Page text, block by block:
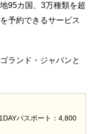
95カ国、3万種類を超
予約できるサービス
ランド・ジャパンと
パスポート：4,800